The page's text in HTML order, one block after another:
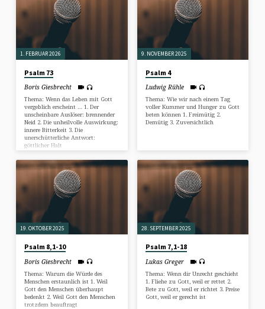
1. FEBRUAR 2026
Psalm 73
Boris Giesbrecht
Thema: Wenn das Leben mit Gott
vergeblich erscheint … 1. Der
unscheinbare Auslöser: brennender
Neid 2. Die unheilvolle Auswirkung:
innere Bitterkeit 3. Die
unerschütterliche Antwort:
göttlicher Halt
9. NOVEMBER 2025
Psalm 4
Ludwig Rühle
Thema: Wie wir nach einem Tag
voller Kummer und Hunger zu Gott
beten können 1. Freimütig 2.
Demütig 3. Zuversichtlich
19. OKTOBER 2025
Psalm 8,1-10
Boris Giesbrecht
Thema: Warum die Würde des
Menschen erstaunlich ist 1. Weil
Gott den Menschen überhaupt
bedenkt 2. Weil Gott den Menschen
trotzdem beauftragt
28. SEPTEMBER 2025
Psalm 7,1-18
Lukas Greger
Thema: Wenn dir Unrecht geschieht
1. Fliehe zu Gott, weil er rettet 2.
Bete zu Gott, weil er richtet 3. Preise
Gott, weil er gerecht ist